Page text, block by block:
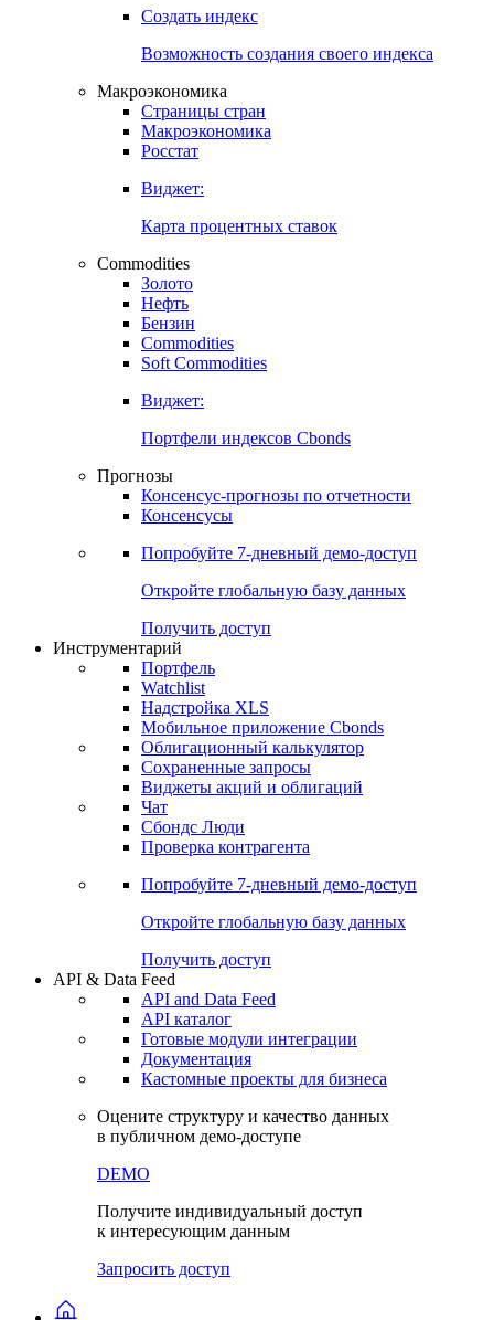
Курсы валют Центральных Банков
Ставки центральных банков
Создать индекс
Возможность создания своего индекса
Страницы стран
Росстат
Виджет:
Карта процентных ставок
Commodities
Золото
Бензин
Soft Commodities
Виджет:
Портфели индексов Cbonds
Прогнозы
Консенсусы
Попробуйте7-дневный
Откройте глобальную базу данных
Получить доступ
Инструментарий
Портфель
Watchlist
Надстройка XLS
Мобильное приложение Cbonds
Облигационный калькулятор
Сохраненные запросы
Чат
Проверка контрагента
Попробуйте7-дневный
Откройте глобальную базу данных
Получить доступ
API & Data Feed
API and Data Feed
Готовые модули интеграции
Документация
в публичном демо-доступе